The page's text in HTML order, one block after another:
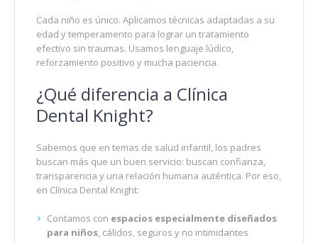
Cada niño es único. Aplicamos técnicas adaptadas a su
edad y temperamento para lograr un tratamiento
efectivo sin traumas. Usamos lenguaje lúdico,
reforzamiento positivo y mucha paciencia.
¿Qué diferencia a Clínica
Dental Knight?
Sabemos que en temas de salud infantil, los padres
buscan más que un buen servicio: buscan confianza,
transparencia y una relación humana auténtica. Por eso,
en Clínica Dental Knight:
Contamos con espacios especialmente diseñados
para niños, cálidos, seguros y no intimidantes